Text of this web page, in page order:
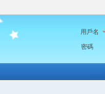
用戶名
密碼